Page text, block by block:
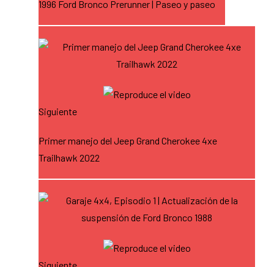
1996 Ford Bronco Prerunner | Paseo y paseo
Siguiente
Primer manejo del Jeep Grand Cherokee 4xe
Trailhawk 2022